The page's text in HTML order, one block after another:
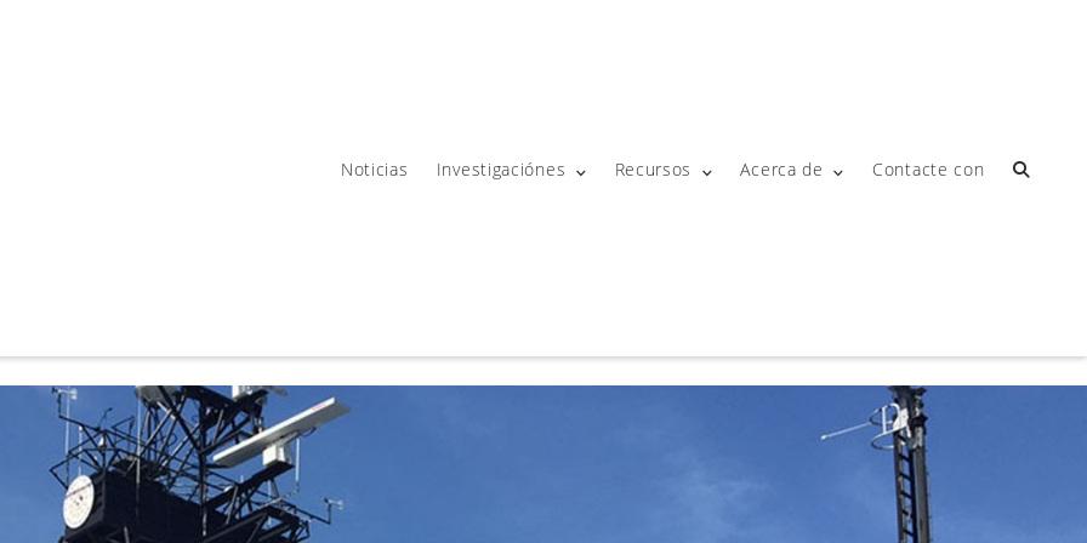
Noticias Investigaciónes Recursos Acerca de Contacte con